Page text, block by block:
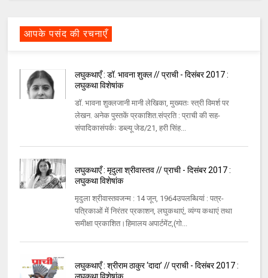
आपके पसंद की रचनाएँ
लघुकथाएँ : डॉ. भावना शुक्ल // प्राची - दिसंबर 2017 :
लघुकथा विशेषांक
डॉ. भावना शुक्लजानी मानी लेखिका, मुख्यतः स्त्री विमर्श पर
लेखन. अनेक पुस्तकें प्रकाशित.संप्रति : प्राची की सह-
संपादिकासंपर्कः डब्ल्यू जेड/21, हरी सिंह...
लघुकथाएँ : मृदुला श्रीवास्तव // प्राची - दिसंबर 2017 :
लघुकथा विशेषांक
मृदुला श्रीवास्तवजन्म : 14 जून, 1964उपलब्धियां : पत्र-
पत्रिकाओं में निरंतर प्रकाशन, लघुकथाएं, व्यंग्य कथाएं तथा
समीक्षा प्रकाशित।हिमालय अपार्टमेंट,(गो...
लघुकथाएँ : श्रीराम ठाकुर ‘दादा’ // प्राची - दिसंबर 2017 :